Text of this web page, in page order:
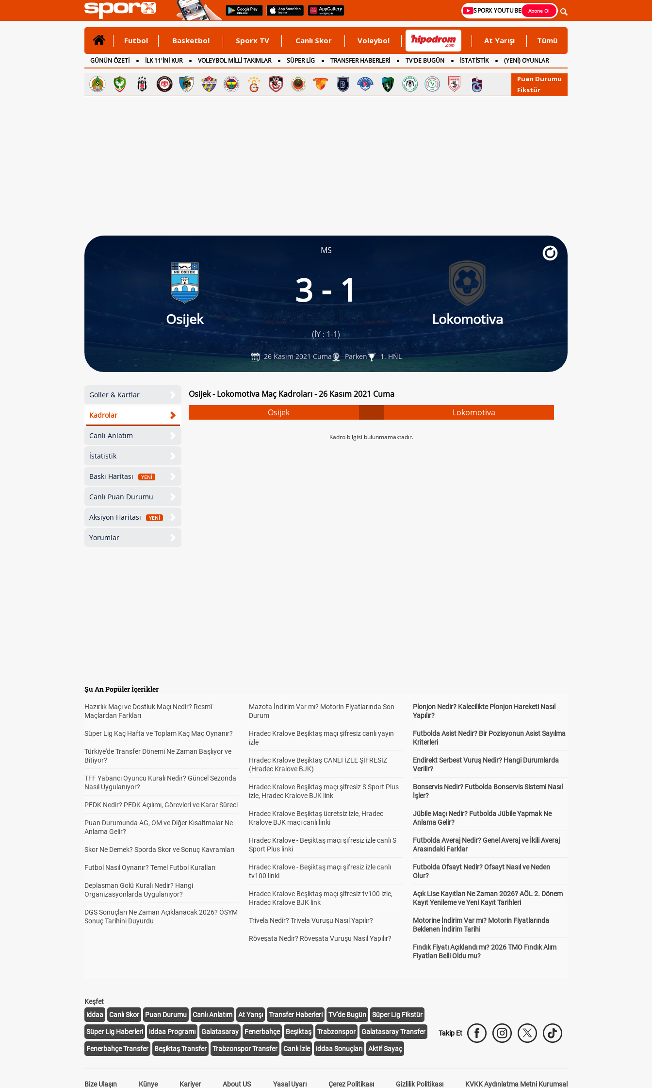
SPORX YOUTUBE Abone Ol
Futbol Basketbol Sporx TV Canlı Skor Voleybol At Yarışı Tümü
GÜNÜN ÖZETİ İLK 11'İNİ KUR VOLEYBOL MİLLİ TAKIMLAR SÜPER LİG TRANSFER HABERLERİ TV'DE BUGÜN İSTATİSTİK
(YENİ) OYUNLAR
CANLI ANLATIM
İNGİLTERE
Puan Durumu
Fikstür
MS
Osijek
3 - 1
Lokomotiva
(İY : 1-1)
26 Kasım 2021 Cuma Parken 1. HNL
Goller & Kartlar
Kadrolar
Canlı Anlatım
İstatistik
Baskı Haritası YENİ
Canlı Puan Durumu
Aksiyon Haritası YENİ
Yorumlar
Osijek - Lokomotiva Maç Kadroları - 26 Kasım 2021 Cuma
Osijek
Lokomotiva
Kadro bilgisi bulunmamaktadır.
Şu An Popüler İçerikler
Hazırlık Maçı ve Dostluk Maçı Nedir? Resmî
Maçlardan Farkları
Süper Lig Kaç Hafta ve Toplam Kaç Maç Oynanır?
Türkiye'de Transfer Dönemi Ne Zaman Başlıyor ve
Bitiyor?
TFF Yabancı Oyuncu Kuralı Nedir? Güncel Sezonda
Nasıl Uygulanıyor?
PFDK Nedir? PFDK Açılımı, Görevleri ve Karar Süreci
Puan Durumunda AG, OM ve Diğer Kısaltmalar Ne
Anlama Gelir?
Skor Ne Demek? Sporda Skor ve Sonuç Kavramları
Futbol Nasıl Oynanır? Temel Futbol Kuralları
Deplasman Golü Kuralı Nedir? Hangi
Organizasyonlarda Uygulanıyor?
DGS Sonuçları Ne Zaman Açıklanacak 2026? ÖSYM
Sonuç Tarihini Duyurdu
Mazota İndirim Var mı? Motorin Fiyatlarında Son
Durum
Hradec Kralove Beşiktaş maçı şifresiz canlı yayın
izle
Hradec Kralove Beşiktaş CANLI İZLE ŞİFRESİZ
(Hradec Kralove BJK)
Hradec Kralove Beşiktaş maçı şifresiz S Sport Plus
izle, Hradec Kralove BJK link
Hradec Kralove Beşiktaş ücretsiz izle, Hradec
Kralove BJK maçı canlı linki
Hradec Kralove - Beşiktaş maçı şifresiz izle canlı S
Sport Plus linki
Hradec Kralove - Beşiktaş maçı şifresiz izle canlı
tv100 linki
Hradec Kralove Beşiktaş maçı şifresiz tv100 izle,
Hradec Kralove BJK link
Trivela Nedir? Trivela Vuruşu Nasıl Yapılır?
Röveşata Nedir? Röveşata Vuruşu Nasıl Yapılır?
Plonjon Nedir? Kalecilikte Plonjon Hareketi Nasıl
Yapılır?
Futbolda Asist Nedir? Bir Pozisyonun Asist Sayılma
Kriterleri
Endirekt Serbest Vuruş Nedir? Hangi Durumlarda
Verilir?
Bonservis Nedir? Futbolda Bonservis Sistemi Nasıl
İşler?
Jübile Maçı Nedir? Futbolda Jübile Yapmak Ne
Anlama Gelir?
Futbolda Averaj Nedir? Genel Averaj ve İkili Averaj
Arasındaki Farklar
Futbolda Ofsayt Nedir? Ofsayt Nasıl ve Neden
Olur?
Açık Lise Kayıtları Ne Zaman 2026? AÖL 2. Dönem
Kayıt Yenileme ve Yeni Kayıt Tarihleri
Motorine İndirim Var mı? Motorin Fiyatlarında
Beklenen İndirim Tarihi
Fındık Fiyatı Açıklandı mı? 2026 TMO Fındık Alım
Fiyatları Belli Oldu mu?
Keşfet
iddaa
Canlı Skor Puan Durumu Canlı Anlatım At Yarışı Transfer Haberleri TV'de Bugün Süper Lig Fikstür
Süper Lig Haberleri iddaa Programı Galatasaray Fenerbahçe Beşiktaş Trabzonspor Galatasaray Transfer
Fenerbahçe Transfer Beşiktaş Transfer Trabzonspor Transfer Canlı İzle iddaa Sonuçları Aktif Sayaç
Takip Et
Bize Ulaşın Künye Kariyer About US Yasal Uyarı Çerez Politikası Gizlilik Politikası KVKK Aydınlatma Metni Kurumsal